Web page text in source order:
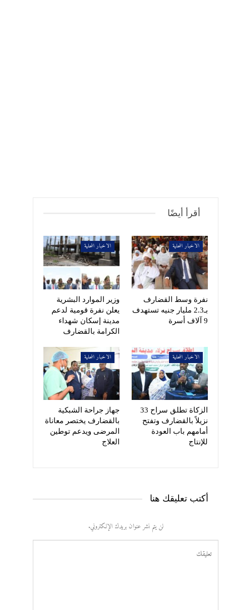
أقرأ أيضًا
الاخبار المحلية
نفرة وسط القضارف
بـ2.3 مليار جنيه تستهدف
9 آلاف أسرة
الاخبار المحلية
وزير الموارد البشرية
يعلن نفرة قومية لدعم
مدينة إسكان شهداء
الكرامة بالقضارف
الاخبار المحلية
الزكاة تطلق سراح 33
نزيلاً بالقضارف وتفتح
أمامهم باب العودة
للإنتاج
الاخبار المحلية
جهاز جراحة الشبكية
بالقضارف يختصر معاناة
المرضى ويدعم توطين
العلاج
أكتب تعليقك هنا
لن يتم نشر عنوان بريدك الإلكتروني.